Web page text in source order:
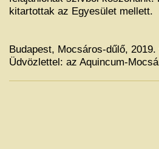
kitartottak az Egyesület mellett.
Budapest, Mocsáros-dűlő,
Üdvözlettel: az Aquincum-